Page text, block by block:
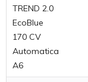
TREND 2.0
EcoBlue
170 CV
Automatica
A6